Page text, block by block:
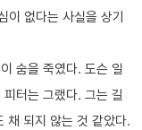
이 없다는 사실을 상기
숨을 죽였다. 도슨 일
터는 그랬다. 그는 길
채 되지 않는 것 같았다.